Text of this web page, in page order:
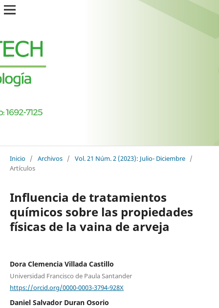
Inicio / Archivos / Vol. 21 Núm. 2 (2023): Julio- Diciembre /
Artículos
Influencia de tratamientos
químicos sobre las propiedades
físicas de la vaina de arveja
Dora Clemencia Villada Castillo
Universidad Francisco de Paula Santander
https://orcid.org/0000-0003-3794-928X
Daniel Salvador Duran Osorio